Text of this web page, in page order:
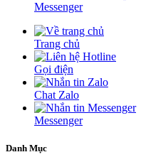
Messenger
Trang chủ
Gọi điện
Chat Zalo
Messenger
Danh Mục